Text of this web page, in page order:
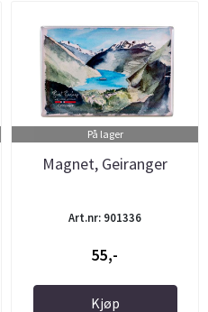
På lager
Magnet, Geiranger
Art.nr: 901336
55,-
Kjøp